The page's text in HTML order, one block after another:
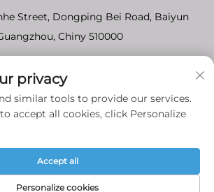
Street, Dongping Bei Road, Baiyun
Chiny 510000
[email protected]
Guangzhou Tenfront Auto Parts Co.,Ltd
zastrzeżone Polityka prywatności
privacy
similar tools to provide our services.
accept all cookies, click Personalize
Personalize cookies
Accept all